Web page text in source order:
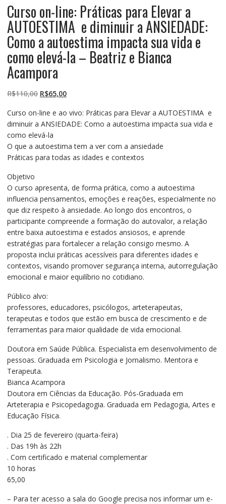
Curso on-line: Práticas para Elevar a
AUTOESTIMA e diminuir a ANSIEDADE:
Como a autoestima impacta sua vida e
como elevá-la – Beatriz e Bianca
Acampora
R$110,00 O
original
era:
R$110,00.
R$65,00O
atual
é:
Curso on-line e ao vivo: Práticas para Elevar a AUTOESTIMA e
diminuir a ANSIEDADE: Como a autoestima impacta sua vida e
como elevá-la
O que a autoestima tem a ver com a ansiedade
Práticas para todas as idades e contextos
Objetivo
O curso apresenta, de forma prática, como a autoestima
influencia pensamentos, emoções e reações, especialmente no
que diz respeito à ansiedade. Ao longo dos encontros, o
participante compreende a formação do autovalor, a relação
entre baixa autoestima e estados ansiosos, e aprende
estratégias para fortalecer a relação consigo mesmo. A
proposta inclui práticas acessíveis para diferentes idades e
contextos, visando promover segurança interna, autorregulação
emocional e maior equilíbrio no cotidiano.
Público alvo:
professores, educadores, psicólogos, arteterapeutas,
terapeutas e todos que estão em busca de crescimento e de
ferramentas para maior qualidade de vida emocional.
Doutora em Saúde Pública. Especialista em desenvolvimento de
pessoas. Graduada em Psicologia e Jornalismo. Mentora e
Terapeuta.
Bianca Acampora
Doutora em Ciências da Educação. Pós-Graduada em
Arteterapia e Psicopedagogia. Graduada em Pedagogia, Artes e
Educação Física.
. Dia 25 de fevereiro (quarta-feira)
. Das 19h às 22h
. Com certificado e material complementar
10 horas
65,00
– Para ter acesso a sala do Google precisa nos informar um e-